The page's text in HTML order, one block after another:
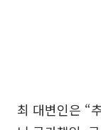
최 대변인은 “